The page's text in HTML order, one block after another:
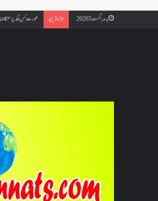
بدھ, اگست 5 2026 تازہ ترین عورت کس جگہ پر